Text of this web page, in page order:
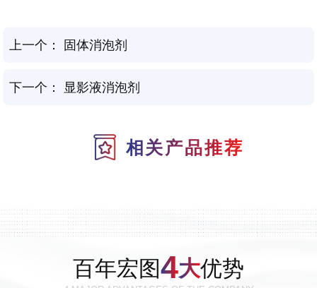
上一个： 固体消泡剂
下一个： 显影液消泡剂
相关产品推荐
百年宏图4大优势